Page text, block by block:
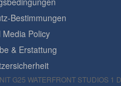
Bestimmungen
Media Policy
& Erstattung
G25 WATERFRONT STUDIOS